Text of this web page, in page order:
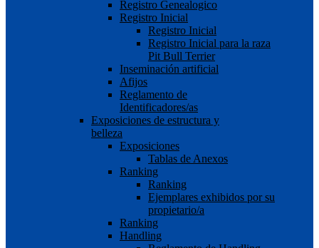
Registro Genealogico
Registro Inicial
Registro Inicial
Registro Inicial para la raza
Pit Bull Terrier
Inseminación artificial
Afijos
Reglamento de
Identificadores/as
Exposiciones de estructura y
belleza
Exposiciones
Tablas de Anexos
Ranking
Ranking
Ejemplares exhibidos por su
propietario/a
Ranking
Handling